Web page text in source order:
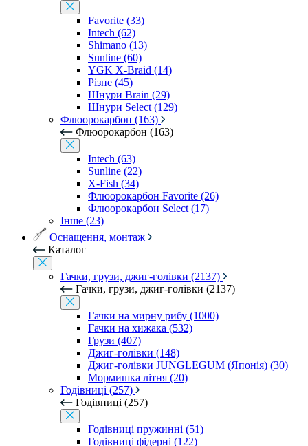
Favorite (33)
Intech (62)
Shimano (13)
Sunline (60)
YGK X-Braid (14)
Різне (45)
Шнури Brain (29)
Шнури Select (129)
Флюорокарбон (163)
Флюорокарбон (163)
Intech (63)
Sunline (22)
X-Fish (34)
Флюорокарбон Favorite (26)
Флюорокарбон Select (17)
Інше (23)
Оснащення, монтаж
Каталог
Гачки, грузи, джиг-голівки (2137)
Гачки, грузи, джиг-голівки (2137)
Гачки на мирну рибу (1000)
Гачки на хижака (532)
Грузи (407)
Джиг-голівки (148)
Джиг-голівки JUNGLEGUM (Японія) (30)
Мормишка літня (20)
Годівниці (257)
Годівниці (257)
Годівниці пружинні (51)
Годівниці фідерні (122)